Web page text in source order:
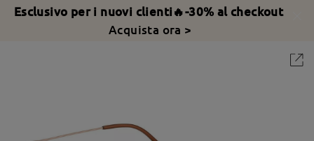
Esclusivo per i nuovi clienti🔥-30% al checkout
Acquista ora >